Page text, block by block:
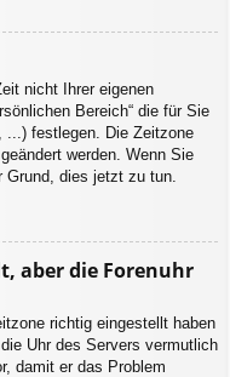
nicht Ihrer eigenen
Bereich“ die für Sie
...) festlegen. Die Zeitzone
werden. Wenn Sie
Grund, dies jetzt zu tun.
aber die Forenuhr
richtig eingestellt haben
Uhr des Servers vermutlich
damit er das Problem